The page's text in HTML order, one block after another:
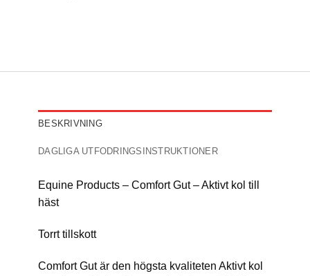
BESKRIVNING
DAGLIGA UTFODRINGSINSTRUKTIONER
Equine Products – Comfort Gut – Aktivt kol till
häst
Torrt tillskott
Comfort Gut är den högsta kvaliteten Aktivt kol